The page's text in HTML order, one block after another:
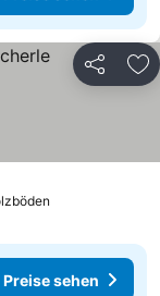
Teilen
Preise sehen